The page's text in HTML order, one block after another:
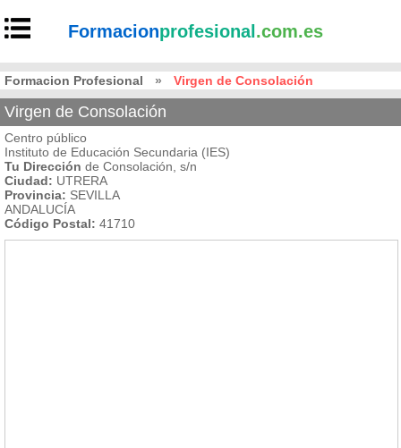
Formacionprofesional .com.es
Formacion Profesional » Virgen de Consolación
Virgen de Consolación
Centro público
Instituto de Educación Secundaria (IES)
Tu Dirección de Consolación, s/n
Ciudad: UTRERA
Provincia: SEVILLA
ANDALUCÍA
Código Postal: 41710